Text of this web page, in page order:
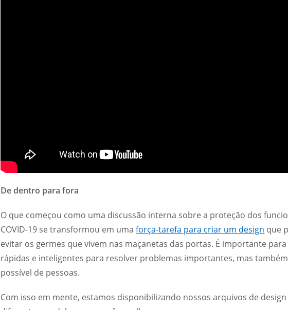
De dentro para fora
O que começou como uma discussão interna sobre a proteção dos
COVID-19 se transformou em umaforça-tarefa para criar um design que
evitar os germes que vivem nas maçanetas das portas. É importante
rápidas e inteligentes para resolver problemas importantes, mas
possível de pessoas.
Com isso em mente, estamos disponibilizando nossos arquivos de